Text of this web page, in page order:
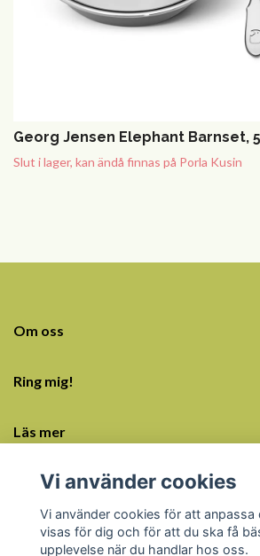
Georg Jensen Elephant Barnset,
Slut i lager, kan ändå finnas på Porla Kusin
Om oss
Ring mig!
Läs mer
Sociala medier
Vi använder cookies
Vi använder cookies för att anpassa
visas för dig och för att du ska få
upplevelse när du handlar hos oss.